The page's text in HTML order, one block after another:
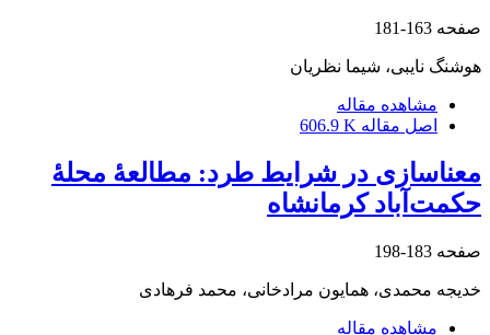
صفحه 163-181
هوشنگ نایبی، شیما نظریان
مشاهده مقاله
اصل مقاله 606.9 K
معناسازی در شرایط طرد: مطالعۀ محلۀ
حکمت‌آباد کرمانشاه
صفحه 183-198
خدیجه محمدی، همایون مرادخانی، محمد فرهادی
مشاهده مقاله